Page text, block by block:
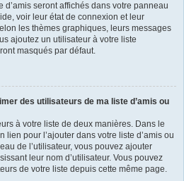
d’amis seront affichés dans votre panneau
voir leur état de connexion et leur
les thèmes graphiques, leurs messages
ajoutez un utilisateur à votre liste
masqués par défaut.
des utilisateurs de ma liste d’amis ou
à votre liste de deux manières. Dans le
lien pour l’ajouter dans votre liste d’amis ou
de l’utilisateur, vous pouvez ajouter
leur nom d’utilisateur. Vous pouvez
de votre liste depuis cette même page.